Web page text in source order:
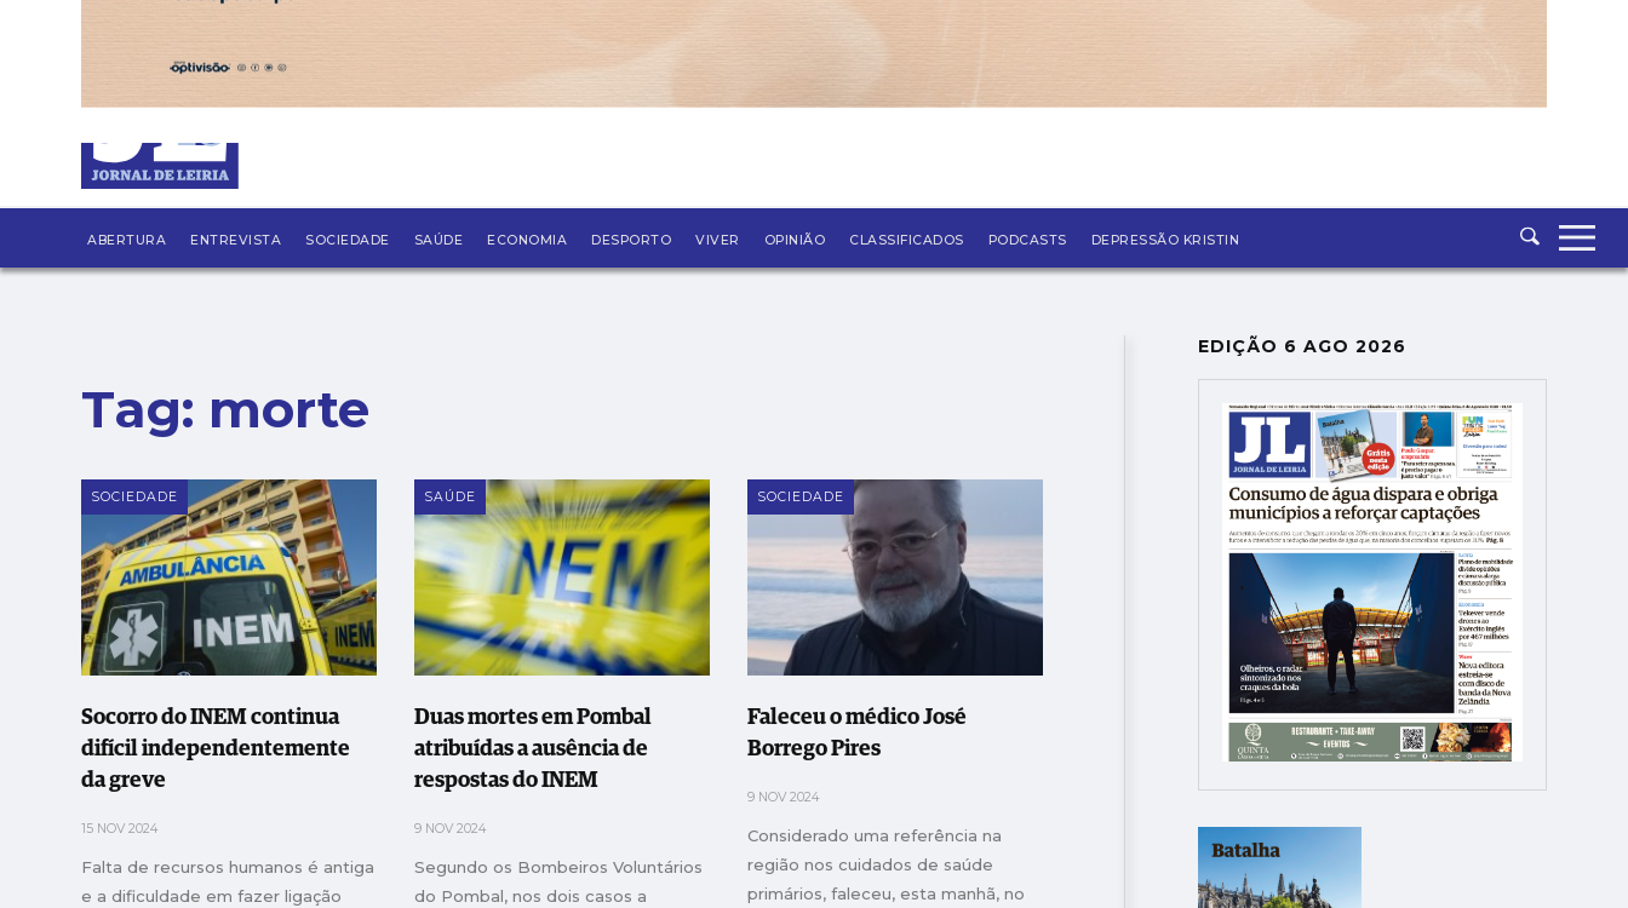
ABERTURA ENTREVISTA SOCIEDADE SAÚDE ECONOMIA DESPORTO VIVER OPINIÃO CLASSIFICADOS PODCASTS DEPRESSÃO KRISTIN
Tag: morte
SOCIEDADE
Socorro do INEM continua
difícil independentemente
da greve
15 NOV 2024
Falta de recursos humanos é antiga
e a dificuldade em fazer ligação
SAÚDE
Duas mortes em Pombal
atribuídas a ausência de
respostas do INEM
9 NOV 2024
Segundo os Bombeiros Voluntários
do Pombal, nos dois casos a
SOCIEDADE
Faleceu o médico José
Borrego Pires
9 NOV 2024
Considerado uma referência na
região nos cuidados de saúde
primários, faleceu, esta manhã, no
EDIÇÃO 6 AGO 2026